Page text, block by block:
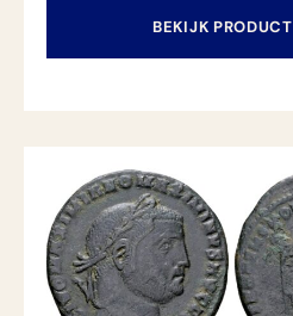
BEKIJK PRODUCT